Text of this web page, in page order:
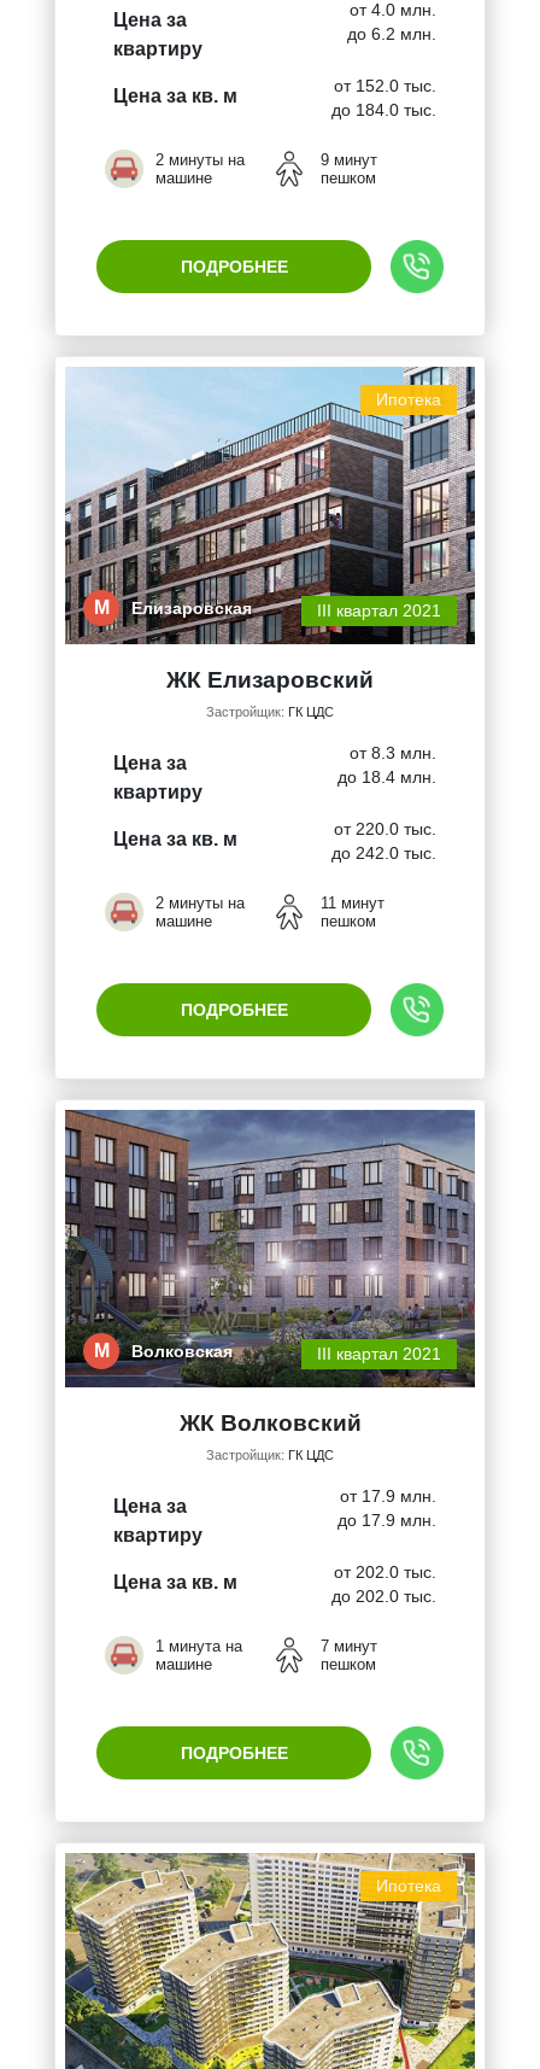
Цена за
квартиру
от 4.0 млн.
до 6.2 млн.
Цена за кв. м
от 152.0 тыс.
до 184.0 тыс.
2 минуты на
машине
9 минут
пешком
ПОДРОБНЕЕ
Ипотека
М Елизаровская III квартал 2021
ЖК Елизаровский
Застройщик: ГК ЦДС
Цена за
квартиру
от 8.3 млн.
до 18.4 млн.
Цена за кв. м
от 220.0 тыс.
до 242.0 тыс.
2 минуты на
машине
11 минут
пешком
ПОДРОБНЕЕ
М Волковская III квартал 2021
ЖК Волковский
Застройщик: ГК ЦДС
Цена за
квартиру
от 17.9 млн.
до 17.9 млн.
Цена за кв. м
от 202.0 тыс.
до 202.0 тыс.
1 минута на
машине
7 минут
пешком
ПОДРОБНЕЕ
Ипотека